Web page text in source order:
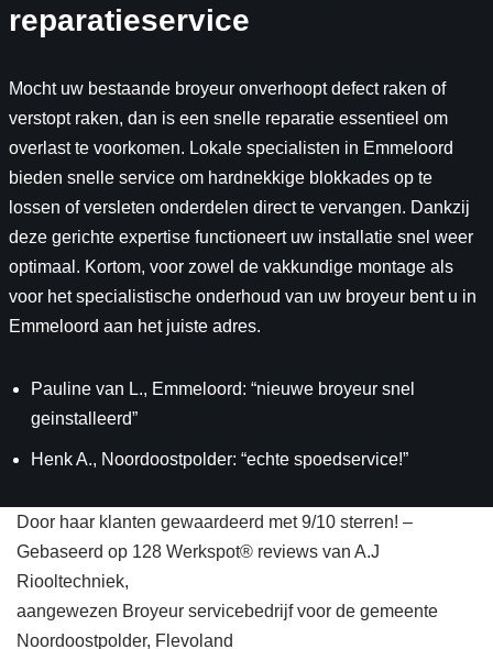
reparatieservice
Mocht uw bestaande broyeur onverhoopt defect raken of
verstopt raken, dan is een snelle reparatie essentieel om
overlast te voorkomen. Lokale specialisten in Emmeloord
bieden snelle service om hardnekkige blokkades op te
lossen of versleten onderdelen direct te vervangen. Dankzij
deze gerichte expertise functioneert uw installatie snel weer
optimaal. Kortom, voor zowel de vakkundige montage als
voor het specialistische onderhoud van uw broyeur bent u in
Emmeloord aan het juiste adres.
Pauline van L., Emmeloord: “nieuwe broyeur snel
geinstalleerd”
Henk A., Noordoostpolder: “echte spoedservice!”
Door haar klanten gewaardeerd met 9/10 sterren! –
Gebaseerd op 128 Werkspot® reviews van A.J
Riooltechniek,
aangewezen Broyeur servicebedrijf voor de gemeente
Noordoostpolder, Flevoland